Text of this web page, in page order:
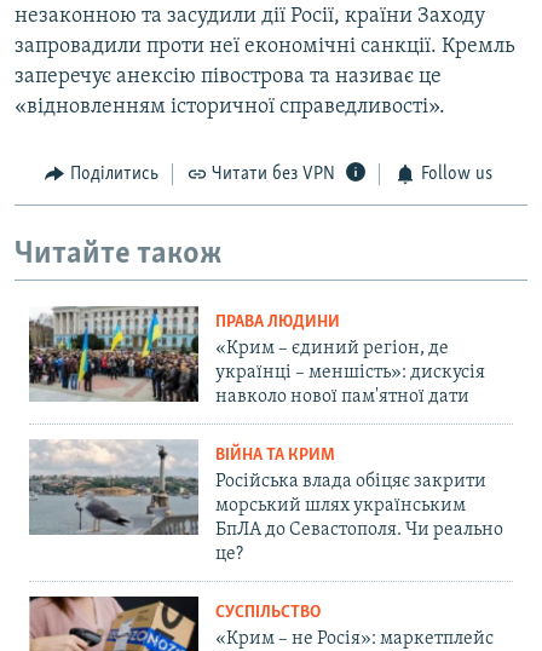
незаконною та засудили дії Росії, країни Заходу
запровадили проти неї економічні санкції. Кремль
заперечує анексію півострова та називає це
«відновленням історичної справедливості».
Поділитись Читати без VPN Follow us
Читайте також
ПРАВА ЛЮДИНИ
«Крим – єдиний регіон, де
українці – меншість»: дискусія
навколо нової пам'ятної дати
ВІЙНА ТА КРИМ
Російська влада обіцяє закрити
морський шлях українським
БпЛА до Севастополя. Чи реально
це?
СУСПІЛЬСТВО
«Крим – не Росія»: маркетплейс